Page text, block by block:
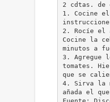
2 cdtas. de
1. Cocine
2. Rocíe el
Cocine la
minutos a
3. Agregue
tomates.
que se
4. Sirva la
añada el
Fuente: